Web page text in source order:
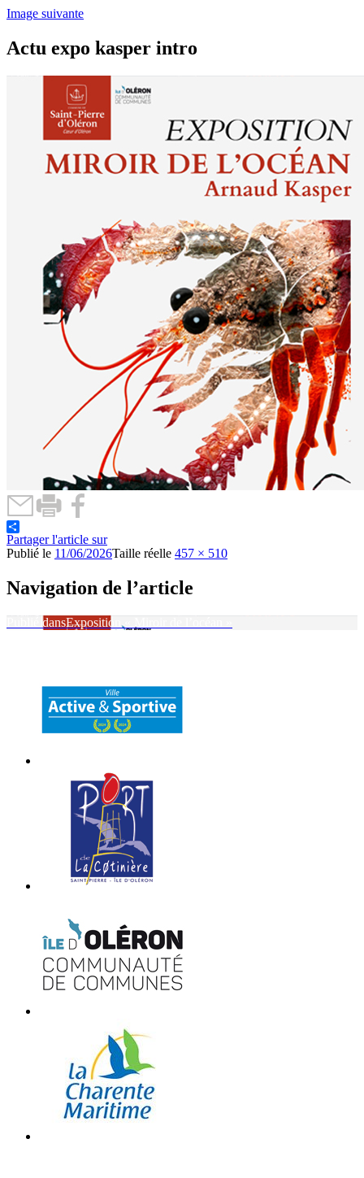
Image suivante
Actu expo kasper intro
Partager l'article sur
Publié le 11/06/2026Taille réelle 457 × 510
Navigation de l’article
Publié dansExposition « Miroir de l’océan »